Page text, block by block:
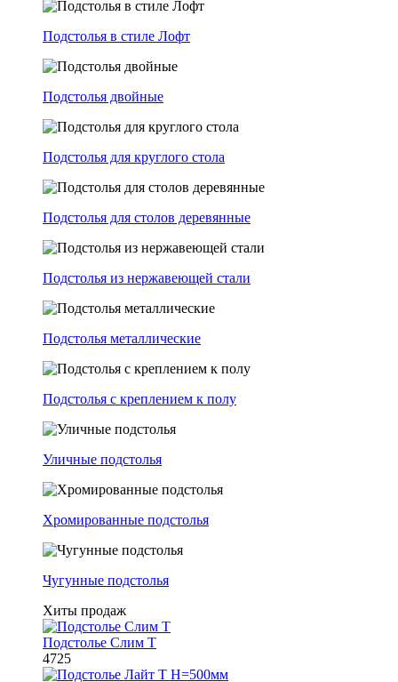
Подстолья в стиле Лофт
Подстолья двойные
Подстолья для круглого стола
Подстолья для столов деревянные
Подстолья из нержавеющей стали
Подстолья металлические
Подстолья с креплением к полу
Уличные подстолья
Хромированные подстолья
Чугунные подстолья
Хиты продаж
Подстолье Слим Т
4725